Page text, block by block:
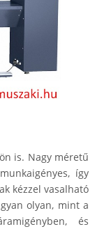
is. Nagy méretű
így
kézzel vasalható
olyan, mint a
és